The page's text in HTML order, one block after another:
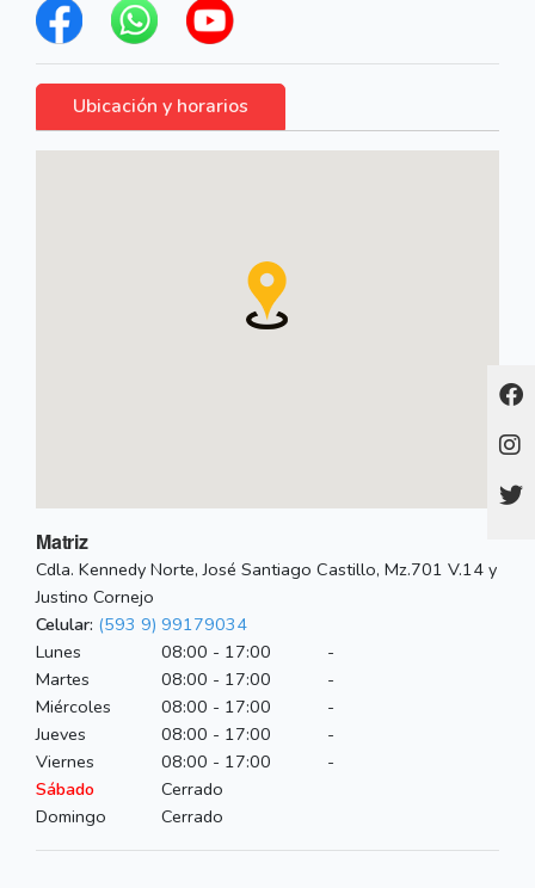
Ubicación y horarios
Matriz
Cdla. Kennedy Norte, José Santiago Castillo, Mz.701 V.14 y
Justino Cornejo
Celular: (593 9) 99179034
Lunes
08:00 - 17:00
-
Martes
08:00 - 17:00
-
Miércoles
08:00 - 17:00
-
Jueves
08:00 - 17:00
-
Viernes
08:00 - 17:00
-
Sábado
Cerrado
Domingo
Cerrado